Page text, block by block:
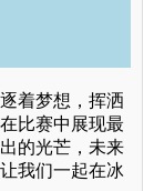
着梦想，挥洒
比赛中展现最
的光芒，未来
我们一起在冰